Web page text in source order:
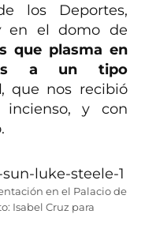
los Deportes,
en el domo de
que plasma en
a un tipo
, que nos recibió
y con
en el Palacio de
Isabel Cruz para